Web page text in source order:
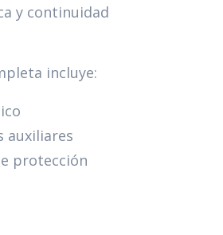
y continuidad
incluye:
auxiliares
protección